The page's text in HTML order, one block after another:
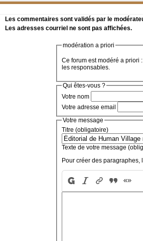
Les commentaires sont validés par le
Les adresses courriel ne sont pas affichées.
modération a priori
Ce forum est modéré a priori
les responsables.
Qui êtes-vous ?
Votre nom
Votre adresse email
Votre message
Titre (obligatoire)
Texte de votre message
Pour créer des